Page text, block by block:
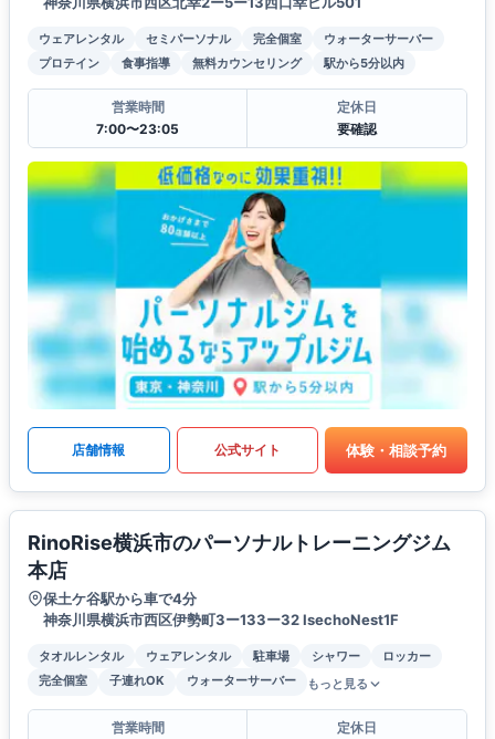
ウェアレンタル セミパーソナル 完全個室
ウォーターサーバー
プロテイン
食事指導 無料カウンセリング 駅から5分以内
営業時間
7:00〜23:05
定休日
要確認
店舗情報 公式サイト 体験・相談予約
RinoRise横浜市のパーソナルトレーニングジム
本店
保土ケ谷駅から車で4分
神奈川県横浜市⻄区伊勢町3ー133ー32 IsechoNest1F
タオルレンタル ウェアレンタル 駐車場 シャワー
ロッカー
完全個室
子連れOK ウォーターサーバー もっと見る
営業時間
定休日